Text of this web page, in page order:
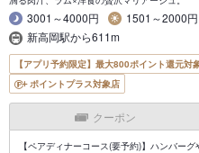
3001～4000円
1501～2000円
新高岡駅から611m
【アプリ予約限定】最大800ポイント還元対
ポイントプラス対象店
クーポン
【ペアディナーコース(要予約)】ハンバー